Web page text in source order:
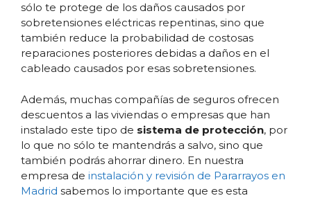
sólo te protege de los daños causados por
sobretensiones eléctricas repentinas, sino que
también reduce la probabilidad de costosas
reparaciones posteriores debidas a daños en el
cableado causados por esas sobretensiones.
Además, muchas compañías de seguros ofrecen
descuentos a las viviendas o empresas que han
instalado este tipo de sistema de protección, por
lo que no sólo te mantendrás a salvo, sino que
también podrás ahorrar dinero. En nuestra
empresa de instalación y revisión de Pararrayos en
Madrid sabemos lo importante que es esta